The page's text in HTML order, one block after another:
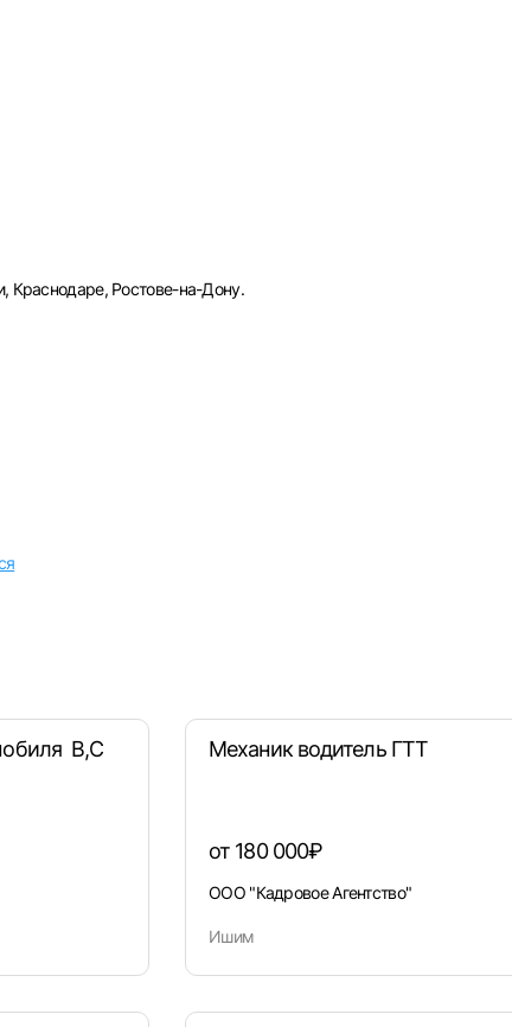
Краснодаре, Ростове-на-Дону.
В,С Механик водитель ГТТ
от 180 000₽
ООО "Кадровое Агентство"
Ишим